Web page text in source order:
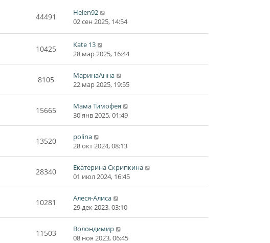
44491
Helen92
02 сен 2025, 14:54
10425
Kate 13
28 мар 2025, 16:44
8105
МаринаАнна
22 мар 2025, 19:55
15665
Мама Тимофея
30 янв 2025, 01:49
13520
polina
28 окт 2024, 08:13
28340
Екатерина Скрипкина
01 июл 2024, 16:45
10281
Алеся-Алиса
29 дек 2023, 03:10
11503
Волондимир
08 ноя 2023, 06:45